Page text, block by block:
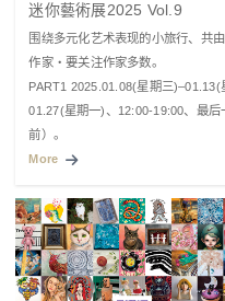
迷你藝術展2025 Vol.9
围绕多元化艺术表现的小旅行、共
作家・要关注作家多数。
PART1 2025.01.08(星期三
01.27(星期一)、12:00-19:00、最
前）。
More